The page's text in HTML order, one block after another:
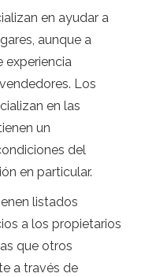
en ayudar a
aunque a
experiencia
Los
en las
un
del
en particular.
listados
a los propietarios
que otros
a través de